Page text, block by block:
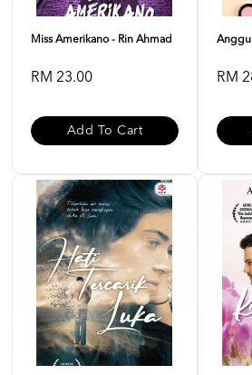
Miss Amerikano - Rin Ahmad
RM 23.00
Add To Cart
RM